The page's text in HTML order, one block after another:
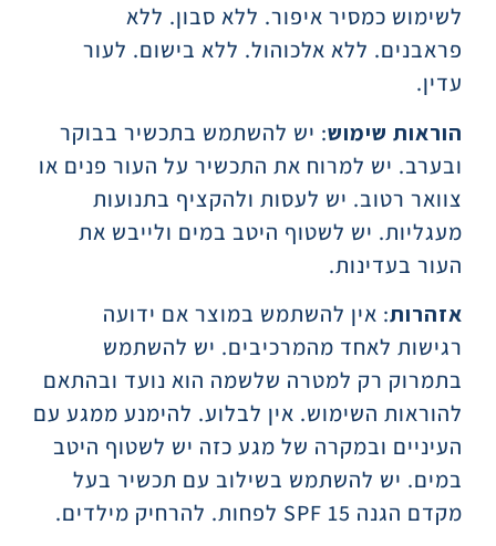
לשימוש כמסיר איפור. ללא סבון. ללא
פראבנים. ללא אלכוהול. ללא בישום. לעור
עדין.
הוראות שימוש: יש להשתמש בתכשיר בבוקר
ובערב. יש למרוח את התכשיר על העור פנים או
צוואר רטוב. יש לעסות ולהקציף בתנועות
מעגליות. יש לשטוף היטב במים ולייבש את
העור בעדינות.
אזהרות: אין להשתמש במוצר אם ידועה
רגישות לאחד מהמרכיבים. יש להשתמש
בתמרוק רק למטרה שלשמה הוא נועד ובהתאם
להוראות השימוש. אין לבלוע. להימנע ממגע עם
העיניים ובמקרה של מגע כזה יש לשטוף היטב
במים. יש להשתמש בשילוב עם תכשיר בעל
מקדם הגנה SPF 15 לפחות. להרחיק מילדים.